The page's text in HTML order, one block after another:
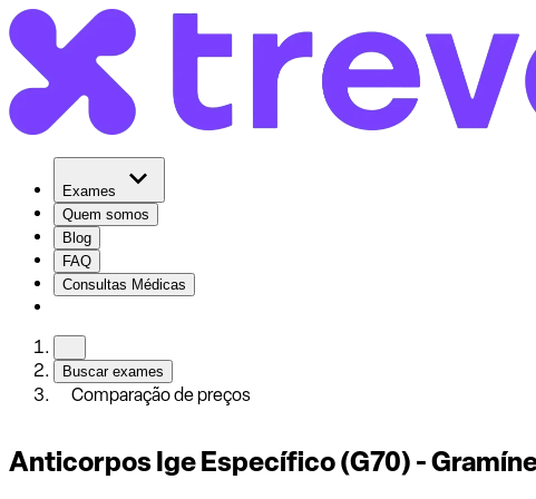
Exames
Quem somos
Blog
FAQ
Consultas Médicas
Buscar exames
Comparação de preços
Anticorpos Ige Específico (G70) -